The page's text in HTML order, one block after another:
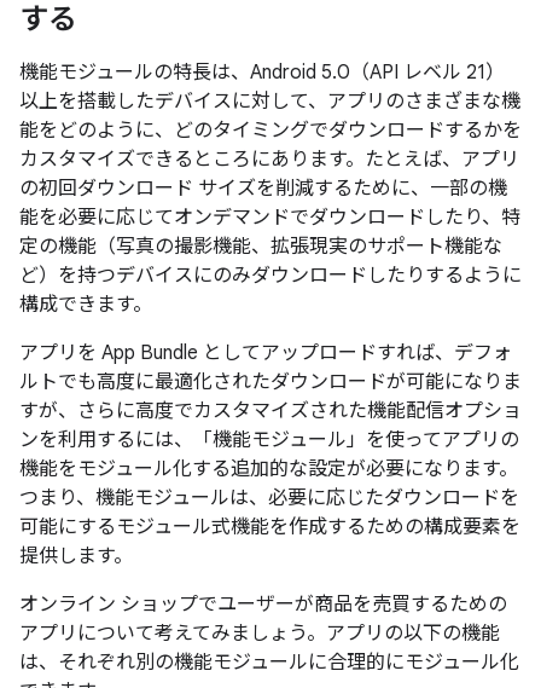
する
機能モジュールの特長は、Android 5.0（API レベル 21）
以上を搭載したデバイスに対して、アプリのさまざまな機
能をどのように、どのタイミングでダウンロードするかを
カスタマイズできるところにあります。たとえば、アプリ
の初回ダウンロード サイズを削減するために、一部の機
能を必要に応じてオンデマンドでダウンロードしたり、特
定の機能（写真の撮影機能、拡張現実のサポート機能な
ど）を持つデバイスにのみダウンロードしたりするように
構成できます。
アプリを App Bundle としてアップロードすれば、デフォ
ルトでも高度に最適化されたダウンロードが可能になりま
すが、さらに高度でカスタマイズされた機能配信オプショ
ンを利用するには、「機能モジュール」を使ってアプリの
機能をモジュール化する追加的な設定が必要になります。
つまり、機能モジュールは、必要に応じたダウンロードを
可能にするモジュール式機能を作成するための構成要素を
提供します。
オンライン ショップでユーザーが商品を売買するための
アプリについて考えてみましょう。アプリの以下の機能
は、それぞれ別の機能モジュールに合理的にモジュール化